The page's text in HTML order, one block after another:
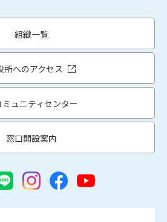
組織一覧
所へのアクセス
ュニティセンター
窓口開設案内